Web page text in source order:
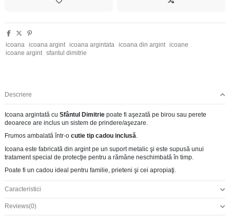
icoana icoana argint icoana argintata icoana din argint icoane
icoane argint sfantul dimitrie
Descriere
Icoana argintată cu Sfântul Dimitrie poate fi aşezată pe birou sau perete
deoarece are inclus un sistem de prindere/aşezare.
Frumos ambalată într-o cutie tip cadou inclusă.
Icoana este fabricată din argint pe un suport metalic şi este supusă unui
tratament special de protecţie pentru a rămâne neschimbată în timp.
Poate fi un cadou ideal pentru familie, prieteni şi cei apropiaţi.
Caracteristici
Reviews(0)